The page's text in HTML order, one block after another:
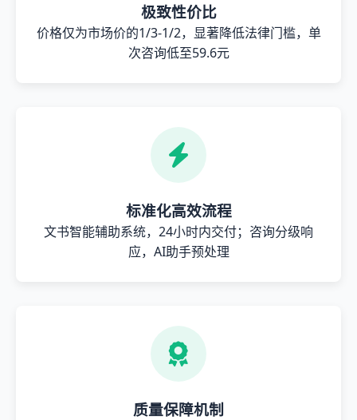
极致性价比
价格仅为市场价的1/3-1/2，显著降低法律门槛，单
次咨询低至59.6元
标准化高效流程
文书智能辅助系统，24小时内交付；咨询分级响
应，AI助手预处理
质量保障机制